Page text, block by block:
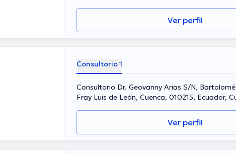
Ver perfil
Consultorio 1
Consultorio Dr. Geovanny Arias S/N,
Fray Luis de León, Cuenca, 010215, Ecuador,
Ver perfil